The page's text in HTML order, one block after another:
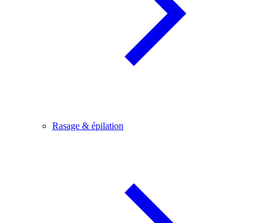
Rasage & épilation